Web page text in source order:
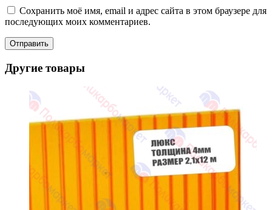
Сохранить моё имя, email и адрес сайта в этом браузере для
последующих моих комментариев.
Другие товары